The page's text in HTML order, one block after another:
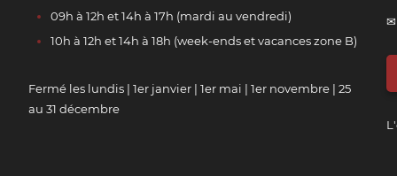
09h à 12h et 14h à 17h (mardi au vendredi)
10h à 12h et 14h à 18h (week-ends et vacances zone B)
Fermé les lundis | 1er janvier | 1er mai | 1er novembre | 25
au 31 décembre
✉